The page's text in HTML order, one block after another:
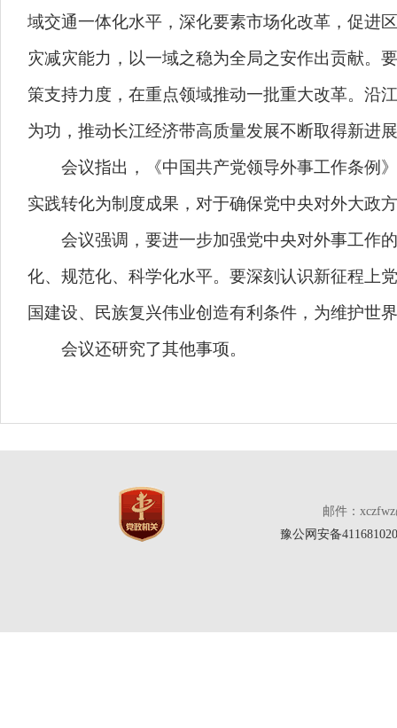
域交通一体化水平，深化要素市场化改革，促进
灾减灾能力，以一域之稳为全局之安作出贡献。
策支持力度，在重点领域推动一批重大改革。沿
为功，推动长江经济带高质量发展不断取得新进
会议指出，《中国共产党领导外事工作条例》
实践转化为制度成果，对于确保党中央对外大政
会议强调，要进一步加强党中央对外事工作的
化、规范化、科学化水平。要深刻认识新征程上
国建设、民族复兴伟业创造有利条件，为维护世
会议还研究了其他事项。
邮件：
豫公网安备